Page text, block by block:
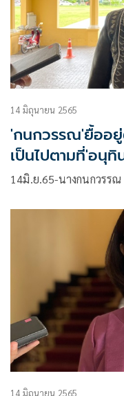
14 มิถุนายน 2565
'กนกวรรณ'ยื้ออ
เป็นไปตามที่'อนุ
14มิ.ย.65-นางกนกวรร
14 มิถุนายน 2565